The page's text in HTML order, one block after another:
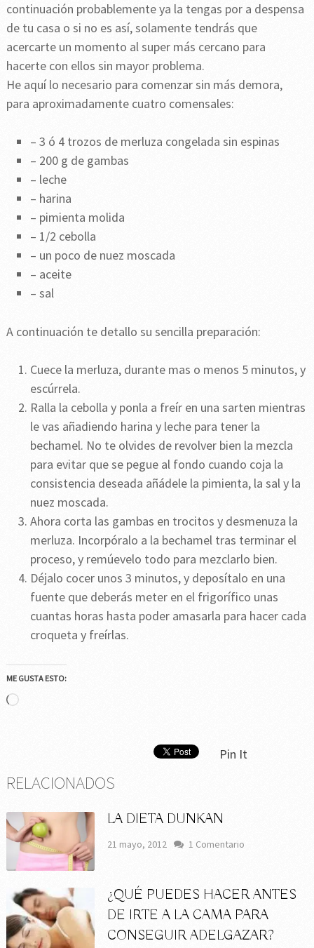
continuación probablemente ya la tengas por a despensa
de tu casa o si no es así, solamente tendrás que
acercarte un momento al super más cercano para
hacerte con ellos sin mayor problema.
He aquí lo necesario para comenzar sin más demora,
para aproximadamente cuatro comensales:
– 3 ó 4 trozos de merluza congelada sin espinas
– 200 g de gambas
– leche
– harina
– pimienta molida
– 1/2 cebolla
– un poco de nuez moscada
– aceite
– sal
A continuación te detallo su sencilla preparación:
Cuece la merluza, durante mas o menos 5 minutos, y
escúrrela.
Ralla la cebolla y ponla a freír en una sarten mientras
le vas añadiendo harina y leche para tener la
bechamel. No te olvides de revolver bien la mezcla
para evitar que se pegue al fondo cuando coja la
consistencia deseada añádele la pimienta, la sal y la
nuez moscada.
Ahora corta las gambas en trocitos y desmenuza la
merluza. Incorpóralo a la bechamel tras terminar el
proceso, y remúevelo todo para mezclarlo bien.
Déjalo cocer unos 3 minutos, y deposítalo en una
fuente que deberás meter en el frigorífico unas
cuantas horas hasta poder amasarla para hacer cada
croqueta y freírlas.
ME GUSTA ESTO:
Cargando...
Pin It
RELACIONADOS
LA DIETA DUNKAN
21 mayo, 2012 1 Comentario
¿QUÉ PUEDES HACER ANTES
DE IRTE A LA CAMA PARA
CONSEGUIR ADELGAZAR?